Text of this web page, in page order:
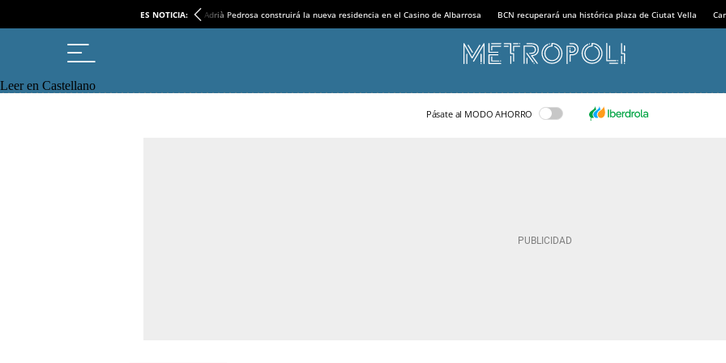
ES NOTICIA: Adrià Pedrosa construirá la nueva residencia en el Casino de Albarrosa BCN recuperará una histórica plaza de Ciutat Vella
Leer en Castellano
Pásate al MODO AHORRO